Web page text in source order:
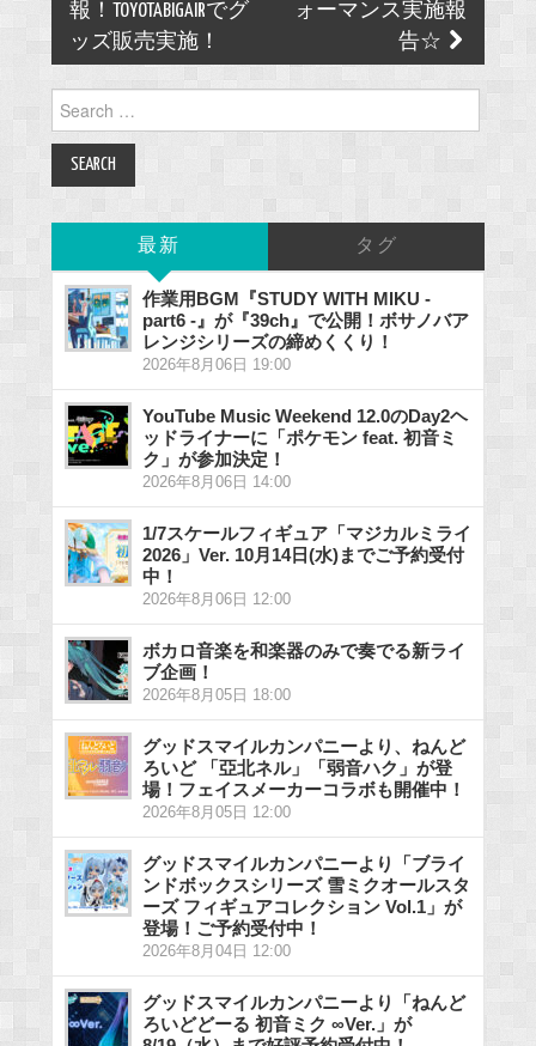
報！TOYOTABIGAIRでグ
ッズ販売実施！
ォーマンス実施報
告☆
Search
for:
最新 タグ
作業用BGM『STUDY WITH MIKU -
part6 -』が『39ch』で公開！ボサノバア
レンジシリーズの締めくくり！
2026年8月06日 19:00
YouTube Music Weekend 12.0のDay2ヘ
ッドライナーに「ポケモン feat. 初音ミ
ク」が参加決定！
2026年8月06日 14:00
1/7スケールフィギュア「マジカルミライ
2026」Ver. 10月14日(水)までご予約受付
中！
2026年8月06日 12:00
ボカロ音楽を和楽器のみで奏でる新ライ
ブ企画！
2026年8月05日 18:00
グッドスマイルカンパニーより、ねんど
ろいど 「亞北ネル」「弱音ハク」が登
場！フェイスメーカーコラボも開催中！
2026年8月05日 12:00
グッドスマイルカンパニーより「ブライ
ンドボックスシリーズ 雪ミクオールスタ
ーズ フィギュアコレクション Vol.1」が
登場！ご予約受付中！
2026年8月04日 12:00
グッドスマイルカンパニーより「ねんど
ろいどどーる 初音ミク ∞Ver.」が